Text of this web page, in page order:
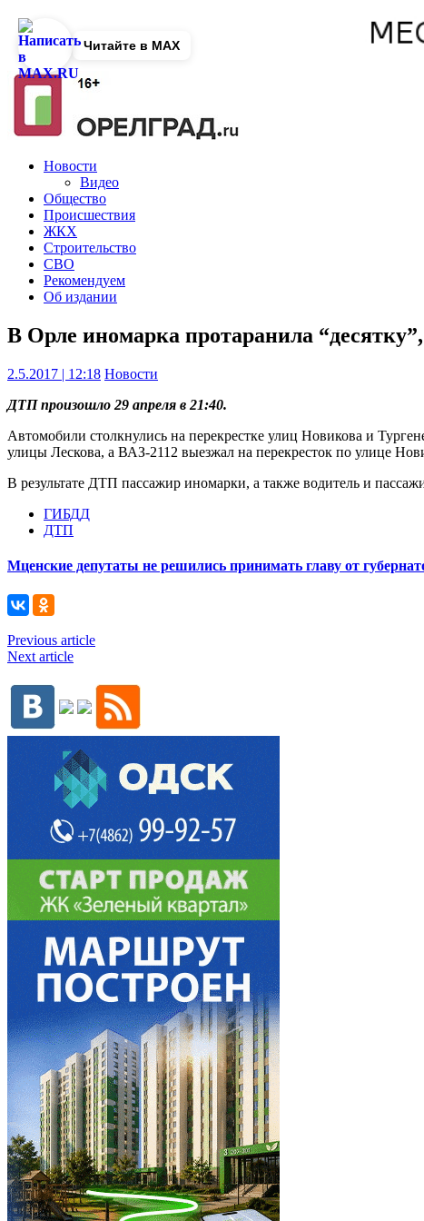
Новости
Видео
Общество
Происшествия
ЖКХ
Строительство
СВО
Рекомендуем
Об издании
В Орле иномарка протаранила
2.5.2017 | 12:18 Новости
ДТП произошло 29 апреля в 21:40.
Автомобили столкнулись на перекрестке улиц Новикова и
улицы Лескова, а ВАЗ-2112 выезжал на перекресток по улице
В результате ДТП пассажир иномарки, а также водитель и
ГИБДД
ДТП
Мценские депутаты не решились принимать главу от
Previous article
Next article
Читайте в MAX